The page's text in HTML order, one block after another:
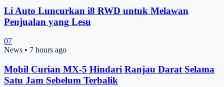
Li Auto Luncurkan i8 RWD untuk Melawan
Penjualan yang Lesu
07
News • 7 hours ago
Mobil Curian MX-5 Hindari Ranjau Darat Selama
Satu Jam Sebelum Terbalik